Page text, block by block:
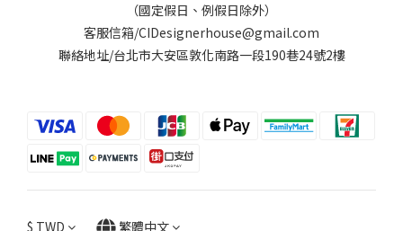
（國定假日、例假日除外）
客服信箱/CIDesignerhouse@gmail.com
聯絡地址/台北市大安區敦化南路一段190巷24號2樓
$ TWD 繁體中文